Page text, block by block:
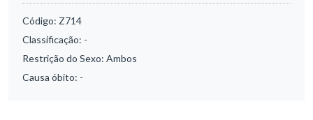
Código: Z714
Classificação: -
Restrição do Sexo: Ambos
Causa óbito: -